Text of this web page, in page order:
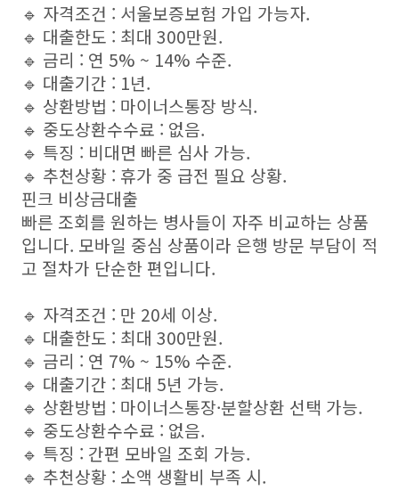
🔹 자격조건 : 서울보증보험 가입 가능자.
🔹 대출한도 : 최대 300만원.
🔹 금리 : 연 5% ~ 14% 수준.
🔹 대출기간 : 1년.
🔹 상환방법 : 마이너스통장 방식.
🔹 중도상환수수료 : 없음.
🔹 특징 : 비대면 빠른 심사 가능.
🔹 추천상황 : 휴가 중 급전 필요 상황.
핀크 비상금대출
빠른 조회를 원하는 병사들이 자주 비교하는 상품
입니다. 모바일 중심 상품이라 은행 방문 부담이 적
고 절차가 단순한 편입니다.
🔹 자격조건 : 만 20세 이상.
🔹 대출한도 : 최대 300만원.
🔹 금리 : 연 7% ~ 15% 수준.
🔹 대출기간 : 최대 5년 가능.
🔹 상환방법 : 마이너스통장·분할상환 선택 가능.
🔹 중도상환수수료 : 없음.
🔹 특징 : 간편 모바일 조회 가능.
🔹 추천상황 : 소액 생활비 부족 시.